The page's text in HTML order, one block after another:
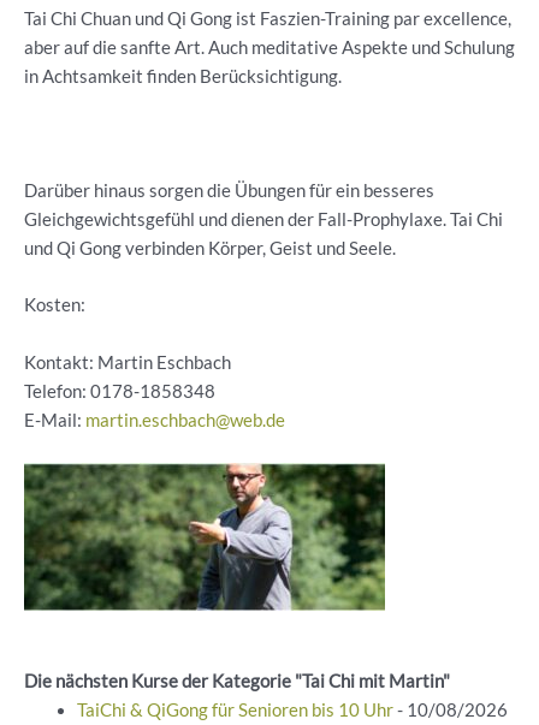
Tai Chi Chuan und Qi Gong ist Faszien-Training par excellence,
aber auf die sanfte Art. Auch meditative Aspekte und Schulung
in Achtsamkeit finden Berücksichtigung.
Darüber hinaus sorgen die Übungen für ein besseres
Gleichgewichtsgefühl und dienen der Fall-Prophylaxe. Tai Chi
und Qi Gong verbinden Körper, Geist und Seele.
Kosten:
Kontakt: Martin Eschbach
Telefon: 0178-1858348
E-Mail: martin.eschbach@web.de
Die nächsten Kurse der Kategorie "Tai Chi mit Martin"
TaiChi & QiGong für Senioren bis 10 Uhr- 10/08/2026